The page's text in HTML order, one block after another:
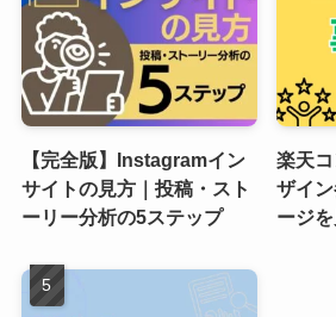
【完全版】Instagramイン
サイトの見方｜投稿・スト
ーリー分析の5ステップ
楽天
ザイ
ージ